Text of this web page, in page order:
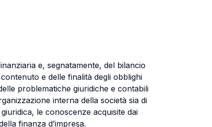
e, segnatamente, del bilancio
e delle finalità degli obblighi
problematiche giuridiche e contabili
interna della società sia di
le conoscenze acquisite dai
finanza d’impresa.